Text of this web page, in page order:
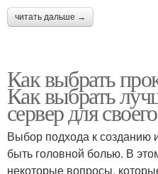
читать дальше →
Как выбрать
Как выбрать
сервер для
Выбор подхода к созданию
быть головной болью. В
некоторые вопросы,